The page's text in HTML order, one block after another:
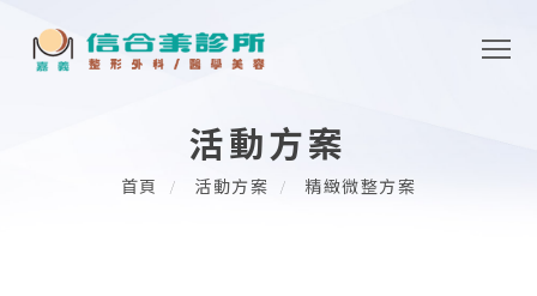
活動方案
首頁 活動方案 精緻微整方案